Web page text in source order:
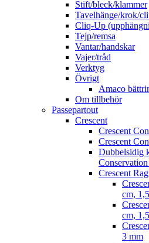
Stift/bleck/klammer
Tavelhänge/krok/
Cliq-Up
Tejp/remsa
Vantar/handskar
Vajer/tråd
Verktyg
Övrigt
Amaco
Om tillbehör
Passepartout
Crescent
Crescent
Crescent
Dubbelsidig
Crescent
cm,
cm,
3 mm